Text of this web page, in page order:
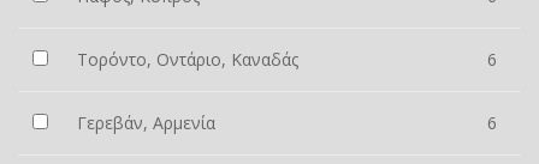
Τορόντο, Οντάριο, Καναδάς 6
Γερεβάν, Αρμενία 6